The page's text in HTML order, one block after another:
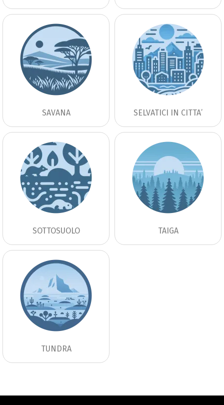
SAVANA SELVATICI IN CITTA’
SOTTOSUOLO TAIGA
TUNDRA